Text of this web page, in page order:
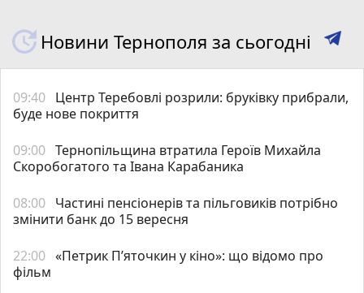
Новини Тернополя за сьогодні
09:40 Центр Теребовлі розрили: бруківку прибрали,
буде нове покриття
09:00 Тернопільщина втратила Героїв Михайла
Скоробогатого та Івана Карабаника
08:00 Частині пенсіонерів та пільговиків потрібно
змінити банк до 15 вересня
22:00 «Петрик П’яточкин у кіно»: що відомо про
фільм